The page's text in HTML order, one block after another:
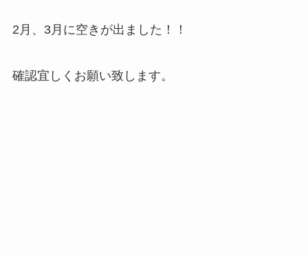
2月、3月に空きが出ました！！
確認宜しくお願い致します。